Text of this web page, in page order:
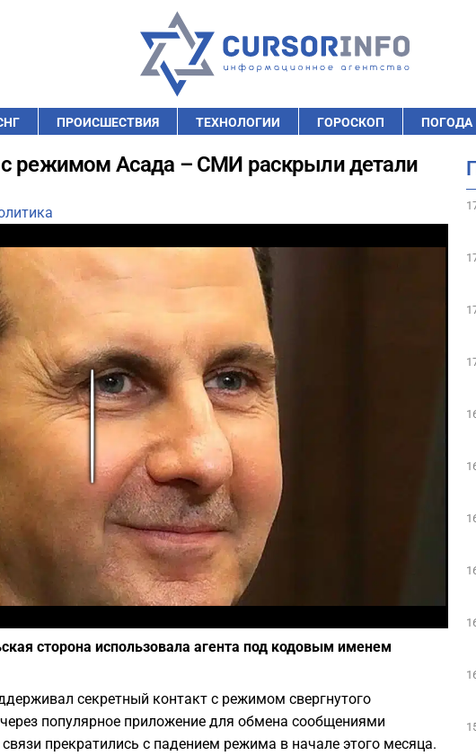
ПРОИСШЕСТВИЯ ТЕХНОЛОГИИ ГОРОСКОП ПОГОДА
с режимом Асада – СМИ раскрыли детали
сторона использовала агента под кодовым именем
секретный контакт с режимом свергнутого
популярное приложение для обмена сообщениями
прекратились с падением режима в начале этого месяца.